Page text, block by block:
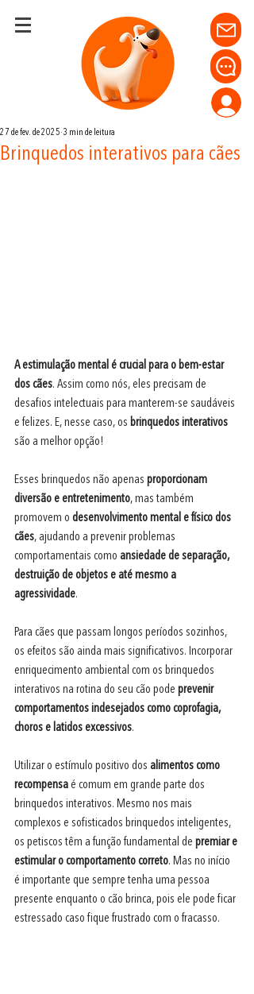
Brinquedos interativos para cães
27 de fev. de 2025 3 min de leitura
A estimulação mental é crucial para o bem-estar
dos cães. Assim como nós, eles precisam de
desafios intelectuais para manterem-se saudáveis
e felizes. E, nesse caso, os brinquedos interativos
são a melhor opção!
Esses brinquedos não apenas proporcionam
diversão e entretenimento, mas também
promovem o desenvolvimento mental e físico dos
cães, ajudando a prevenir problemas
comportamentais como ansiedade de separação,
destruição de objetos e até mesmo a
agressividade.
Para cães que passam longos períodos sozinhos,
os efeitos são ainda mais significativos. Incorporar
enriquecimento ambiental com os brinquedos
interativos na rotina do seu cão pode prevenir
comportamentos indesejados como coprofagia,
choros e latidos excessivos.
Utilizar o estímulo positivo dos alimentos como
recompensa é comum em grande parte dos
brinquedos interativos. Mesmo nos mais
complexos e sofisticados brinquedos inteligentes,
os petiscos têm a função fundamental de premiar e
estimular o comportamento correto. Mas no início
é importante que sempre tenha uma pessoa
presente enquanto o cão brinca, pois ele pode ficar
estressado caso fique frustrado com o fracasso.